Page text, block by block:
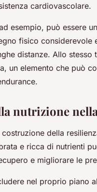
cardiovascolare.
esempio, può essere
fisico
distanze. Allo stesso
un elemento che può
nutrizione
della
e ricca di nutrienti
e migliorare le
nel proprio piano